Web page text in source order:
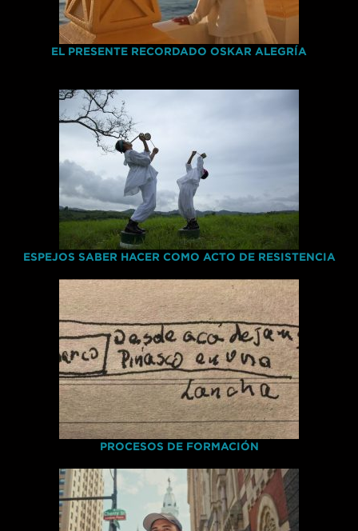
EL PRESENTE RECORDADO OSKAR ALEGRÍA
ESPEJOS SABER HACER COMO ACTO DE RESISTENCIA
PROCESOS DE FORMACIÓN